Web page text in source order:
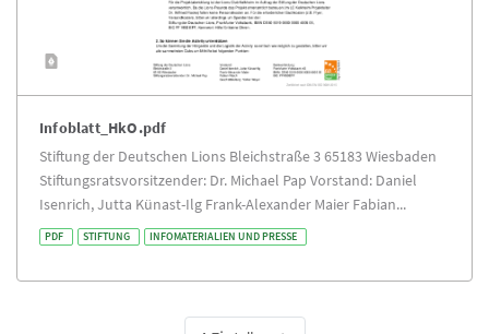
Infoblatt_HkO.pdf
Stiftung der Deutschen Lions Bleichstraße 3 65183 Wiesbaden
Stiftungsratsvorsitzender: Dr. Michael Pap Vorstand: Daniel
Isenrich, Jutta Künast-Ilg Frank-Alexander Maier Fabian...
PDF STIFTUNG INFOMATERIALIEN UND PRESSE